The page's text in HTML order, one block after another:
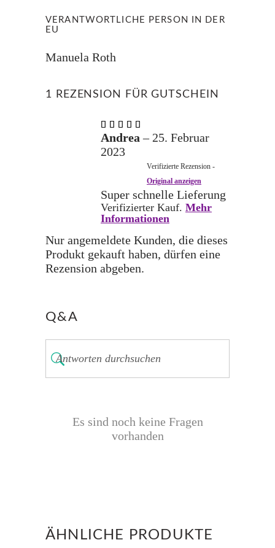
VERANTWORTLICHE PERSON IN DER
EU
Manuela Roth
1 REZENSION FÜRGUTSCHEIN
mit
von 5
Andrea– 25. Februar
2023
Verifizierte Rezension -
Original anzeigen
Super schnelle Lieferung
Verifizierter Kauf. Mehr
Informationen
Nur angemeldete Kunden, die dieses
Produkt gekauft haben, dürfen eine
Rezension abgeben.
Q&A
Es sind noch keine Fragen
vorhanden
ÄHNLICHE PRODUKTE